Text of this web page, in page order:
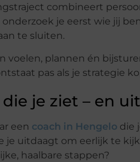
combineert
onderzoek je eerst wie jij
te sluiten.
voelen, plannen én
pas als je strategie
die je ziet – en
een coach in Hengelo die
je uitdaagt om eerlijk te
haalbare stappen?